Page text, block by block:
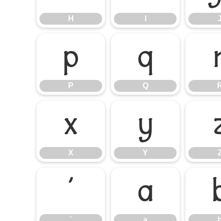
H
P
P
Q
Q
X
X
Y
Y
` a